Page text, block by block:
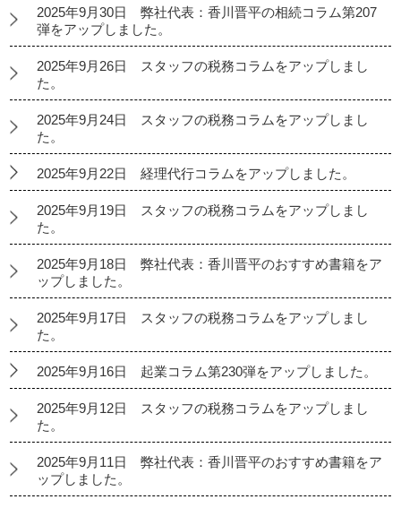
2025年9月30日 弊社代表：香川晋平の相続コラム第207
弾をアップしました。
2025年9月26日 スタッフの税務コラムをアップしまし
た。
2025年9月24日 スタッフの税務コラムをアップしまし
た。
2025年9月22日 経理代行コラムをアップしました。
2025年9月19日 スタッフの税務コラムをアップしまし
た。
2025年9月18日 弊社代表：香川晋平のおすすめ書籍をア
ップしました。
2025年9月17日 スタッフの税務コラムをアップしまし
た。
2025年9月16日 起業コラム第230弾をアップしました。
2025年9月12日 スタッフの税務コラムをアップしまし
た。
2025年9月11日 弊社代表：香川晋平のおすすめ書籍をア
ップしました。